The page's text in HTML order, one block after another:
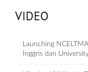
VIDEO
Launching
Inggris dan